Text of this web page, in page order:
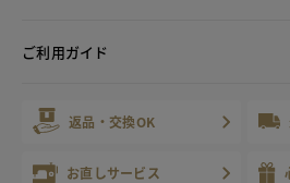
ご利用ガイド
返品・交換OK
お直しサービス